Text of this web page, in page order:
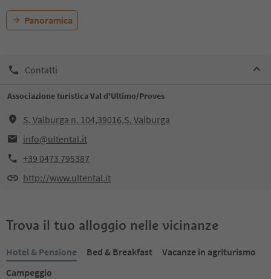
Panoramica
Contatti
Associazione turistica Val d'Ultimo/Proves
S. Valburga n. 104,39016,S. Valburga
info@ultental.it
+39 0473 795387
http://www.ultental.it
Trova il tuo alloggio nelle vicinanze
Hotel & Pensione Bed & Breakfast
Vacanze in agriturismo
Campeggio